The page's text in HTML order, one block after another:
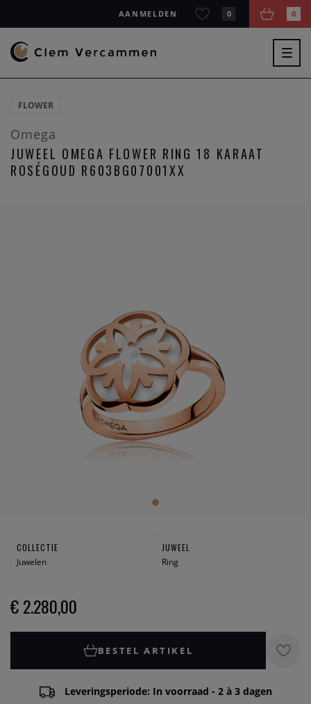
AANMELDEN 0 0
FLOWER
Omega
JUWEEL OMEGA FLOWER RING 18 KARAAT
ROSÉGOUD R603BG07001XX
COLLECTIE
Juwelen
JUWEEL
Ring
€ 2.280,00
BESTEL ARTIKEL
Leveringsperiode: In voorraad - 2 à 3 dagen